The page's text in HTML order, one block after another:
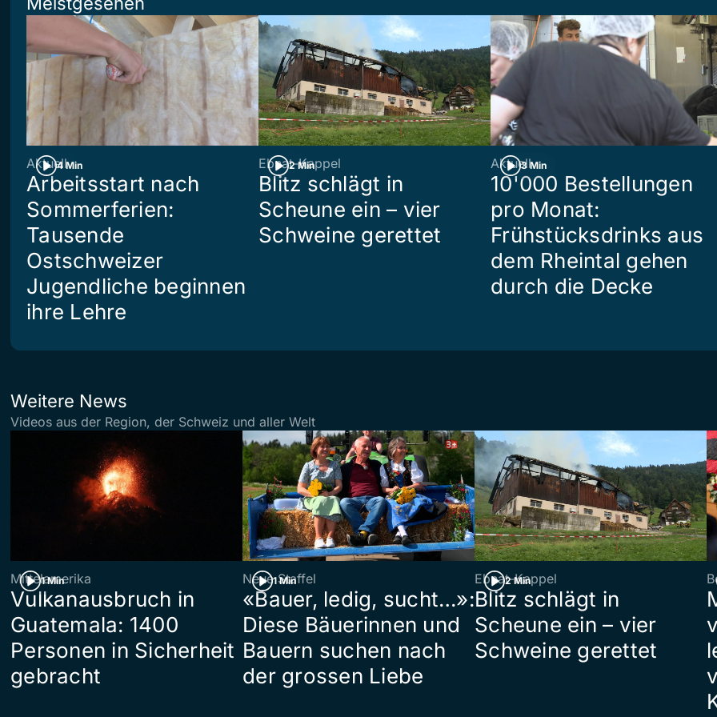
4 Min
Aktuell
Arbeitsstart nach
Sommerferien:
Tausende
Ostschweizer
Jugendliche beginnen
ihre Lehre
2 Min
Ebnat-Kappel
Blitz schlägt in
Scheune ein – vier
Schweine gerettet
3 Min
Aktuell
10'000 Bestellungen
pro Monat:
Frühstücksdrinks aus
dem Rheintal gehen
durch die Decke
Weitere News
Videos aus der Region, der Schweiz und aller Welt
1 Min
Mittelamerika
Vulkanausbruch in
Guatemala: 1400
Personen in Sicherheit
gebracht
1 Min
Neue Staffel
«Bauer, ledig, sucht…»:
Diese Bäuerinnen und
Bauern suchen nach
der grossen Liebe
2 Min
Ebnat-Kappel
Blitz schlägt in
Scheune ein – vier
Schweine gerettet